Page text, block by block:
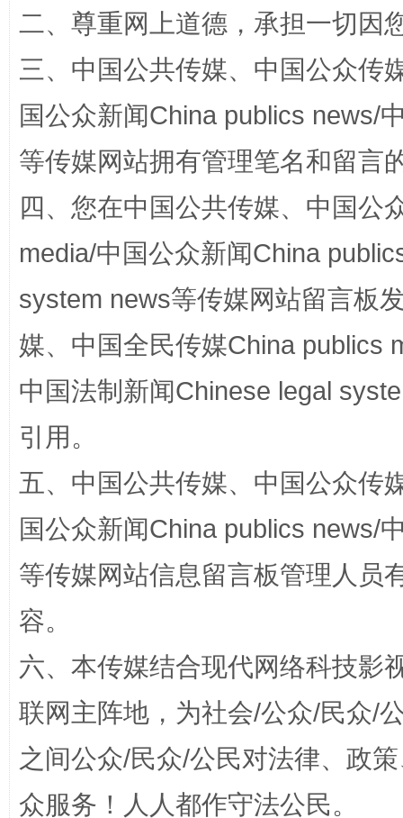
站台名比不上好声名
漫山遍野的桃花与雪山、麦地、白藏房
二、尊重网上道德，承担一切因
三、中国公共传媒、中国公众传
国公众新闻China publics news/
等传媒网站拥有管理笔名和留言
四、您在中国公共传媒、中国公
media/中国公众新闻China
system news等传媒网站留言板
媒、中国全民传媒China publics
中国法制新闻Chinese legal
引用。
五、中国公共传媒、中国公众传
国公众新闻China publics news/
等传媒网站信息留言板管理人员
容。
六、本传媒结合现代网络科技影
联网主阵地，为社会/公众/民众/
之间公众/民众/公民对法律、政
众服务！人人都作守法公民。